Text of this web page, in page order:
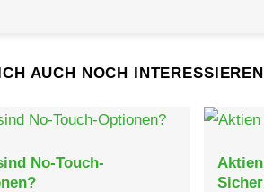
AUCH NOCH INTERESSIEREN
No-Touch-